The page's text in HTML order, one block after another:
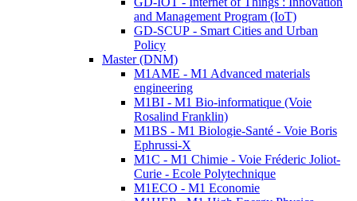
and Management Program (IoT)
GD-SCUP - Smart Cities and Urban
Policy
Master (DNM)
M1AME - M1 Advanced materials
engineering
M1BI - M1 Bio-informatique (Voie
Rosalind Franklin)
M1BS - M1 Biologie-Santé - Voie Boris
Ephrussi-X
M1C - M1 Chimie - Voie Fréderic Joliot-
Curie - Ecole Polytechnique
M1ECO - M1 Economie